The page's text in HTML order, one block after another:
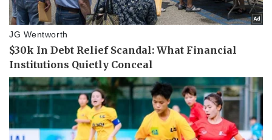
Thể thao
Ô tô - Xe máy